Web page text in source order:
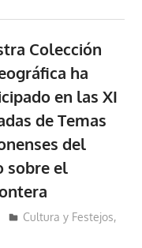
Colección
ha
en las XI
de Temas
del
sobre el
Cultura y Festejos,